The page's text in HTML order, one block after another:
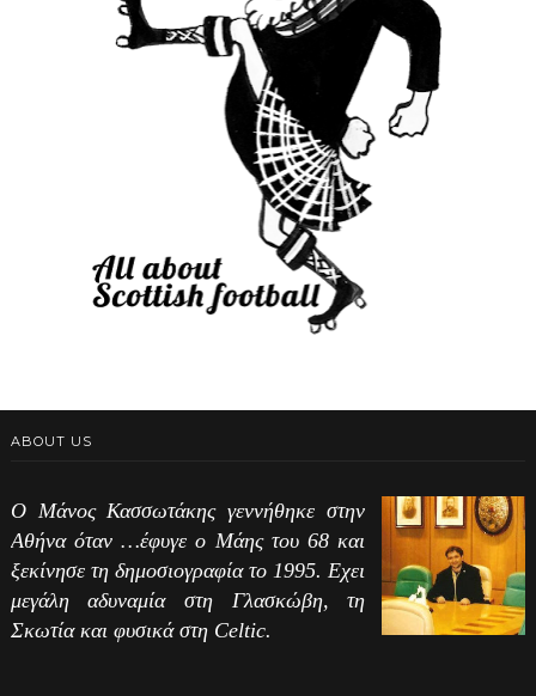
ABOUT US
Ο Μάνος Κασσωτάκης γεννήθηκε στην
Αθήνα όταν …έφυγε ο Μάης του 68 και
ξεκίνησε τη δημοσιογραφία το 1995. Εχει
μεγάλη αδυναμία στη Γλασκώβη, τη
Σκωτία και φυσικά στη Celtic.